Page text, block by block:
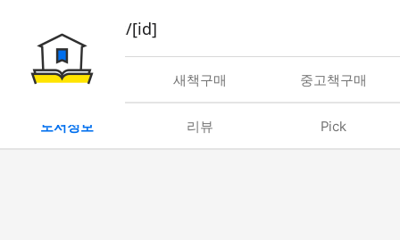
book/rent/[id]
대여 새책구매 중고책구매
도서정보 리뷰 Pick